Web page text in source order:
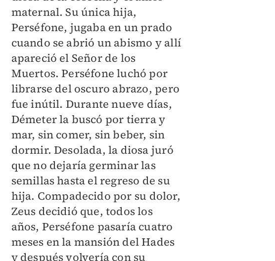
maternal. Su única hija,
Perséfone, jugaba en un prado
cuando se abrió un abismo y allí
apareció el Señor de los
Muertos. Perséfone luchó por
librarse del oscuro abrazo, pero
fue inútil. Durante nueve días,
Démeter la buscó por tierra y
mar, sin comer, sin beber, sin
dormir. Desolada, la diosa juró
que no dejaría germinar las
semillas hasta el regreso de su
hija. Compadecido por su dolor,
Zeus decidió que, todos los
años, Perséfone pasaría cuatro
meses en la mansión del Hades
y después volvería con su